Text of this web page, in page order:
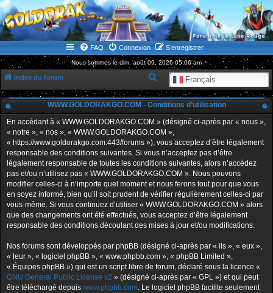
WWW.GOLDORAKGO.COM
le site de la Lune Rouge
FAQ Connexion S’enregistrer
Nous sommes le dim. août 09, 2026 05:06 am
Index du forum Français
e
c
h
e
r
c
e
r
WWW.GOLDORAKGO.COM - Conditions d’utilisation
En accédant à « WWW.GOLDORAKGO.COM » (désigné ci-après par « nous »,
« notre », « nos », « WWW.GOLDORAKGO.COM »,
« https://www.goldorakgo.com:443/forums »), vous acceptez d’être légalement
responsable des conditions suivantes. Si vous n’acceptez pas d’être
légalement responsable de toutes les conditions suivantes, alors n’accédez
pas et/ou n’utilisez pas « WWW.GOLDORAKGO.COM ». Nous pouvons
modifier celles-ci à n’importe quel moment et nous ferons tout pour que vous
en soyez informé, bien qu’il soit prudent de vérifier régulièrement celles-ci par
vous-même. Si vous continuez d’utiliser « WWW.GOLDORAKGO.COM » alors
que des changements ont été effectués, vous acceptez d’être légalement
responsable des conditions découlant des mises à jour et/ou modifications.
Nos forums sont développés par phpBB (désigné ci-après par « ils », « eux »,
« leur », « logiciel phpBB », « www.phpbb.com », « phpBB Limited »,
« Équipes phpBB ») qui est un script libre de forum, déclaré sous la licence «
GNU General Public License v2 » (désigné ci-après par « GPL ») et qui peut
être téléchargé depuis www.phpbb.com. Le logiciel phpBB facilite seulement